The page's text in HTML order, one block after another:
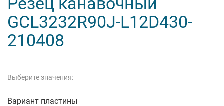
GCL3232R90J-L12D430-
210408
Выберите значения:
Вариант пластины